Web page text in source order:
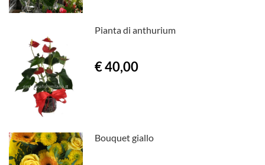
Pianta di anthurium
€ 40,00
Bouquet giallo